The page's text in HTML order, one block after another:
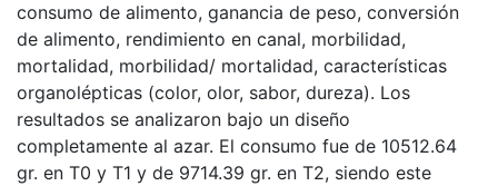
consumo de alimento, ganancia de peso, conversión
de alimento, rendimiento en canal, morbilidad,
mortalidad, morbilidad/ mortalidad, características
organolépticas (color, olor, sabor, dureza). Los
resultados se analizaron bajo un diseño
completamente al azar. El consumo fue de 10512.64
gr. en T0 y T1 y de 9714.39 gr. en T2, siendo este